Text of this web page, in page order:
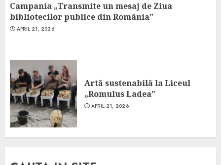
Campania „Transmite un mesaj de Ziua
bibliotecilor publice din România”
APRIL 21, 2026
Artă sustenabilă la Liceul
„Romulus Ladea”
APRIL 21, 2026